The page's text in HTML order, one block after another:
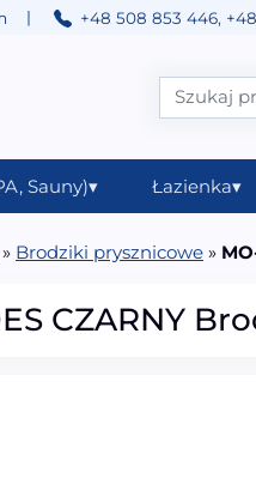
| +48 508 853 446,
Sauny)▾ Łazienka▾
» Brodziki prysznicowe »
CZARNY